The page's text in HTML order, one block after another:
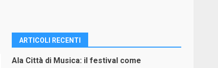
ARTICOLI RECENTI
Ala Città di Musica: il festival come